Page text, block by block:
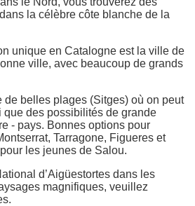
la célèbre côte blanche de la
unique en Catalogne est la ville de
ville, avec beaucoup de grands
de belles plages (Sitges) où on peut
des possibilités de grande
- pays. Bonnes options pour
Tarragone, Figueres et
les jeunes de Salou.
d’Aigüestortes dans les
magnifiques, veuillez